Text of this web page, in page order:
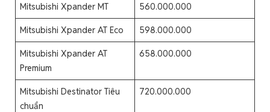
Mitsubishi Xpander MT 560.000.000
Mitsubishi Xpander AT Eco 598.000.000
Mitsubishi Xpander AT
Premium
658.000.000
Mitsubishi Destinator Tiêu
chuẩn
720.000.000